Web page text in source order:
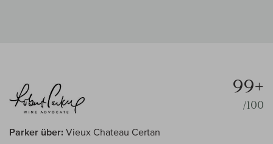
99+
/100
Parker über: Vieux Chateau Certan